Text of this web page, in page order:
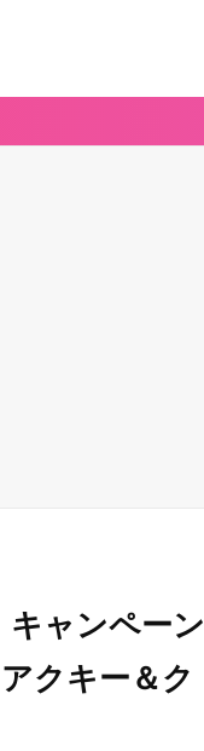
キャンペーン
クキー＆ク